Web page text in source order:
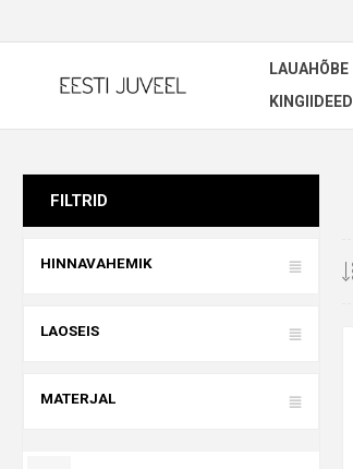
LAUAHÕBE
KINGIIDEED
FILTRID
HINNAVAHEMIK
LAOSEIS
MATERJAL